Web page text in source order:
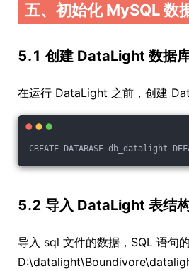
五、初始化 MySQL 数
5.1 创建 DataLight 数据
在运行 DataLight 之前，创建
CREATE DATABASE db_datalight
5.2 导入 DataLight 表结
导入 sql 文件的数据，SQL 语句的